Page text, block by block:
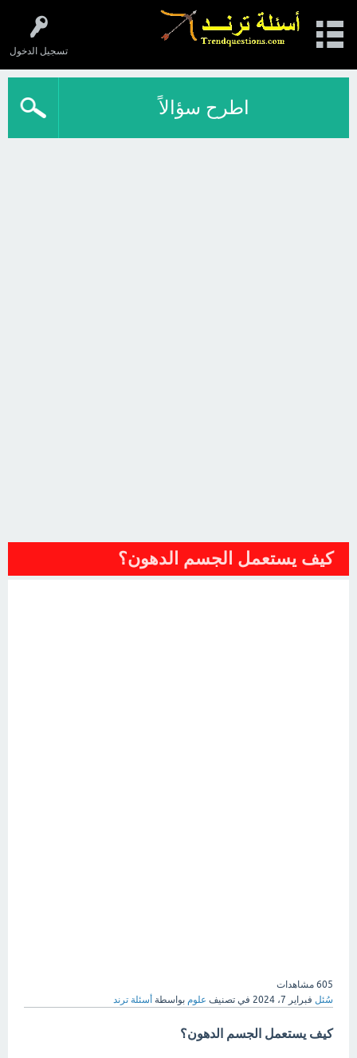
تسجيل الدخول
اطرح سؤالاً
كيف يستعمل الجسم الدهون؟
605 مشاهدات
سُئل فبراير 7، 2024 في تصنيف علوم بواسطة أسئلة ترند
كيف يستعمل الجسم الدهون؟